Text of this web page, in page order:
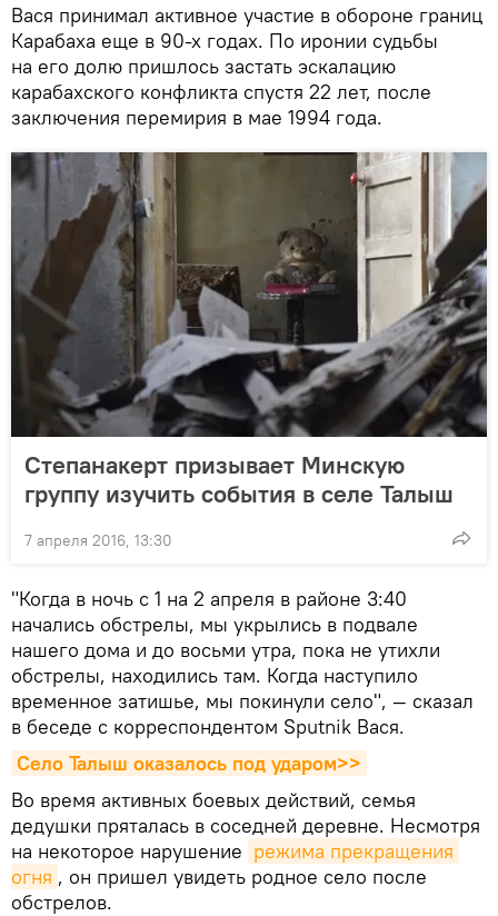
Вася принимал активное участие в обороне границ
Карабаха еще в 90-х годах. По иронии судьбы
на его долю пришлось застать эскалацию
карабахского конфликта спустя 22 лет, после
заключения перемирия в мае 1994 года.
Степанакерт призывает Минскую
группу изучить события в селе Талыш
7 апреля 2016, 13:30
"Когда в ночь с 1 на 2 апреля в районе 3:40
начались обстрелы, мы укрылись в подвале
нашего дома и до восьми утра, пока не утихли
обстрелы, находились там. Когда наступило
временное затишье, мы покинули село", — сказал
в беседе с корреспондентом Sputnik Вася.
Село Талыш оказалось под ударом>>
Во время активных боевых действий, семья
дедушки пряталась в соседней деревне. Несмотря
на некоторое нарушение режима прекращения
огня , он пришел увидеть родное село после
обстрелов.